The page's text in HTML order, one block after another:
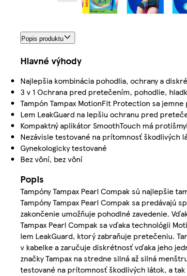
Popis produktu
Hlavné výhody
Najlepšia kombinácia pohodlia, ochrany a
3 v 1 Ochrana pred pretečením, pohodlie,
Tampón Tampax MotionFit Protection sa
Lem LeakGuard na lepšiu ochranu pred
Kompaktný aplikátor SmoothTouch má
Nezávisle testované na prítomnosť škodlivých
Gynekologicky testované
Bez vôní, bez vôní
Popis
Tampóny Tampax Pearl Compak sú najlepšie
Tampóny Tampax Pearl Compak sa predávajú
zakončenie umožňuje pohodlné zavedenie.
Tampax Pearl Compak sa vďaka technológii
lem LeakGuard, ktorý zabraňuje pretečeniu.
v kabelke a zaručuje diskrétnosť vďaka jeho
značky Tampax na stredne silná až silná
testované na prítomnosť škodlivých látok, a